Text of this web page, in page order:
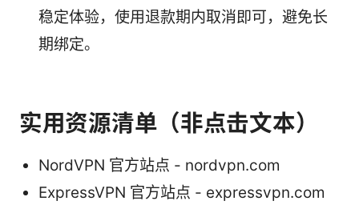
稳定体验，使用退款期内取消即可，避免长
期绑定。
实用资源清单（非点击文本）
NordVPN 官方站点 - nordvpn.com
ExpressVPN 官方站点 - expressvpn.com